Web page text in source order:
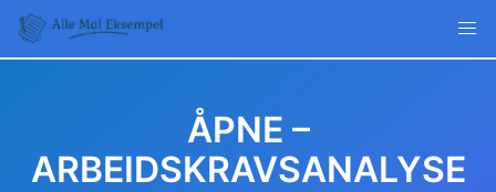
Skip
content
ÅPNE –
ARBEIDSKRAVSANALYSE